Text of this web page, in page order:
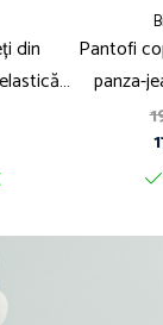
din
Pantofi
panza-